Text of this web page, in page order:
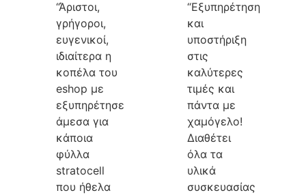
“Άριστοι,
γρήγοροι,
ευγενικοί,
ιδιαίτερα η
κοπέλα του
eshop με
εξυπηρέτησε
άμεσα για
κάποια
φύλλα
stratocell
που ήθελα
“Εξυπηρέτηση
και
υποστήριξη
στις
καλύτερες
τιμές και
πάντα με
χαμόγελο!
Διαθέτει
όλα τα
υλικά
συσκευασίας